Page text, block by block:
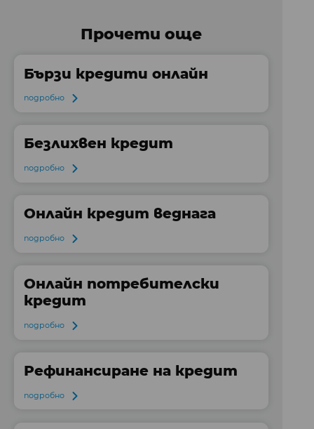
Прочети още
Бързи кредити онлайн
подробно
Безлихвен кредит
подробно
Онлайн кредит веднага
подробно
Онлайн потребителски
кредит
подробно
Рефинансиране на кредит
подробно